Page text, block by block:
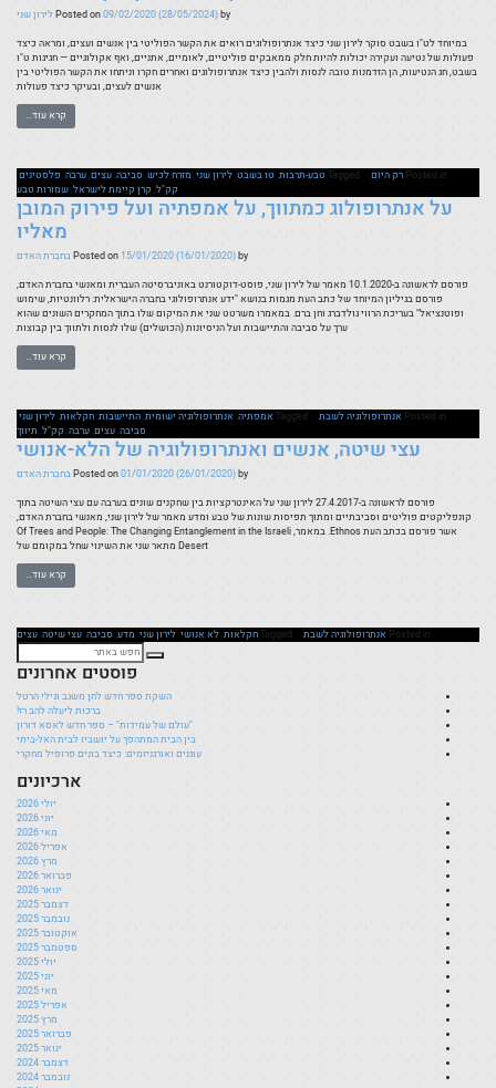
Posted on09/02/2020(28/05/2024)by
לירון שני
במיוחד לט"ו בשבט סוקר לירון שני כיצד אנתרופולוגים רואים את הקשר הפוליטי בין אנשים ועצים, ומראה כיצד
פעולות של נטיעה ועקירה יכולות להיות חלק ממאבקים פוליטיים, לאומיים, אתניים, ואף אקולוגיים — חגיגות ט"ו
בשבט, חג הנטיעות, הן הזדמנות טובה לנסות ולהבין כיצד אנתרופולוגים ואחרים חקרו וניתחו את הקשר הפוליטי בין
אנשים לעצים, ובעיקר כיצד פעולות
קרא עוד…
Posted in רק היום Tagged טבע-תרבות, טו בשבט,לירון שני, מזרח לכיש,סביבה,עצים,ערבה, פלסטינים,
קק"ל, קרן קיימת לישראל,שמורות טבע
על אנתרופולוג כמתווך, על אמפתיה ועל פירוק המובן
מאליו
Posted on15/01/2020(16/01/2020)by
בחברת האדם
פורסם לראשונה ב-10.1.2020 מאמר של לירון שני, פוסט-דוקטורנט באוניברסיטה העברית ומאנשי בחברת האדם,
פורסם בגיליון המיוחד של כתב העת מגמות בנושא "ידע אנתרופולוגי בחברה הישראלית: רלוונטיות, שימוש
ופוטנציאל" בעריכת הרווי גולדברג וחן ברם. במאמרו משרטט שני את המיקום שלו בתוך המחקרים השונים שהוא
ערך על סביבה והתיישבות ועל הניסיונות (הכושלים) שלו לנסות ולתווך בין קבוצות
קרא עוד…
Posted in אנתרופולוגיה לשבת Taggedאמפתיה,אנתרופולוגיה ישומית,התיישבות,חקלאות,לירון שני,
סביבה,עצים,ערבה, קק"ל, תיווך
עצי שיטה, אנשים ואנתרופולוגיה של הלא-אנושי
Posted on01/01/2020(26/01/2020)by
בחברת האדם
פורסם לראשונה ב-27.4.2017 לירון שני על האינטרקציות בין שחקנים שונים בערבה עם עצי השיטה בתוך
קונפליקטים פוליטים וסביבתיים ומתוך תפיסות שונות של טבע ומדע מאמר של לירון שני, מאנשי בחברת האדם,
אשר פורסם בכתב העת Ethnos. במאמר, Of Trees and People: The Changing Entanglement in the Israeli
Desert מתאר שני את השינוי שחל במקומם של
קרא עוד…
Posted in אנתרופולוגיה לשבת Taggedחקלאות,לא אנושי,לירון שני, מדע,סביבה,עצי שיטה,עצים
פוסטים אחרונים
השקת ספר חדש לחן משגב וגילי הרטל
ברכות ליעלה להב רז!
"עולם של עמידות" – ספר חדש לאסא דורון
בין הבית המתהפך על יושביו לבית האל-ביתי
עוגנים ואורגניזמים: כיצד בונים פרופיל מחקרי
ארכיונים
יולי 2026
יוני 2026
מאי 2026
אפריל 2026
מרץ 2026
פברואר 2026
ינואר 2026
דצמבר 2025
נובמבר 2025
אוקטובר 2025
ספטמבר 2025
יולי 2025
יוני 2025
מאי 2025
אפריל 2025
מרץ 2025
פברואר 2025
ינואר 2025
דצמבר 2024
נובמבר 2024